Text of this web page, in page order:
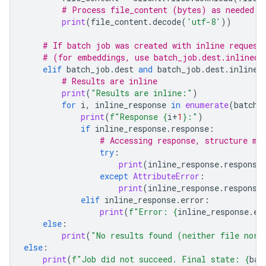
# Process file_content (bytes) as needed
print(file_content.decode( 'utf-8' ))
# If batch job was created with inline request
# (for embeddings, use
elif batch_job .dest and batch_job .dest.
# Results are inline
print( "Results are inline:" )
for i, inline_response in enumerate(
print(f"Response {i+1 } :" )
if inline_response. response :
# Accessing response, structure
try :
print(inline_response. response
except AttributeError :
print(inline_response. response
elif inline_response. error :
print(f"Error: {inline_response.
else :
print( "No results found (neither file
else :
print(f"Job did not succeed. Final state: {